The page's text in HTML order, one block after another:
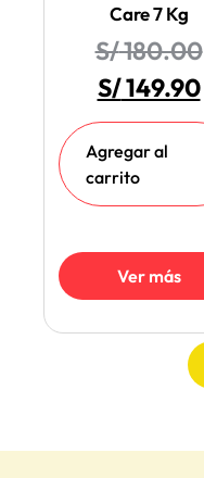
Care 7 Kg
S/180.00
S/149.90
Agregar al
carrito
Ver más